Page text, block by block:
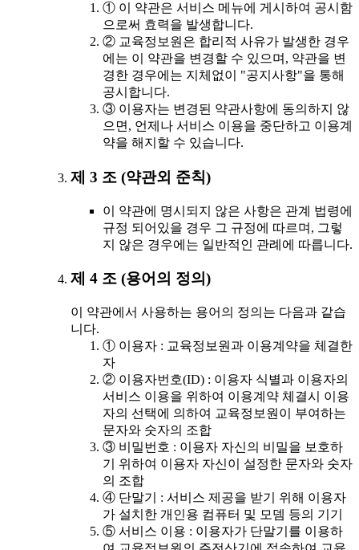
① 이 약관은 서비스 메뉴에 게시하여 공시함
으로써 효력을 발생합니다.
② 교육정보원은 합리적 사유가 발생한 경우
에는 이 약관을 변경할 수 있으며, 약관을 변
경한 경우에는 지체없이 "공지사항"을 통해
공시합니다.
③ 이용자는 변경된 약관사항에 동의하지 않
으면, 언제나 서비스 이용을 중단하고 이용계
약을 해지할 수 있습니다.
제 3 조 (약관외 준칙)
이 약관에 명시되지 않은 사항은 관계 법령에
규정 되어있을 경우 그 규정에 따르며, 그렇
지 않은 경우에는 일반적인 관례에 따릅니다.
제 4 조 (용어의 정의)
이 약관에서 사용하는 용어의 정의는 다음과 같습
니다.
① 이용자 : 교육정보원과 이용계약을 체결한
자
② 이용자번호(ID) : 이용자 식별과 이용자의
서비스 이용을 위하여 이용계약 체결시 이용
자의 선택에 의하여 교육정보원이 부여하는
문자와 숫자의 조합
③ 비밀번호 : 이용자 자신의 비밀을 보호하
기 위하여 이용자 자신이 설정한 문자와 숫자
의 조합
④ 단말기 : 서비스 제공을 받기 위해 이용자
가 설치한 개인용 컴퓨터 및 모뎀 등의 기기
⑤ 서비스 이용 : 이용자가 단말기를 이용하